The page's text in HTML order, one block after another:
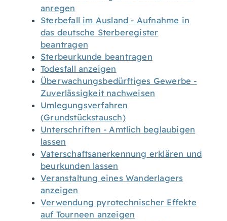
anregen
Sterbefall im Ausland - Aufnahme in
das deutsche Sterberegister
beantragen
Sterbeurkunde beantragen
Todesfall anzeigen
Überwachungsbedürftiges Gewerbe -
Zuverlässigkeit nachweisen
Umlegungsverfahren
(Grundstückstausch)
Unterschriften - Amtlich beglaubigen
lassen
Vaterschaftsanerkennung erklären und
beurkunden lassen
Veranstaltung eines Wanderlagers
anzeigen
Verwendung pyrotechnischer Effekte
auf Tourneen anzeigen